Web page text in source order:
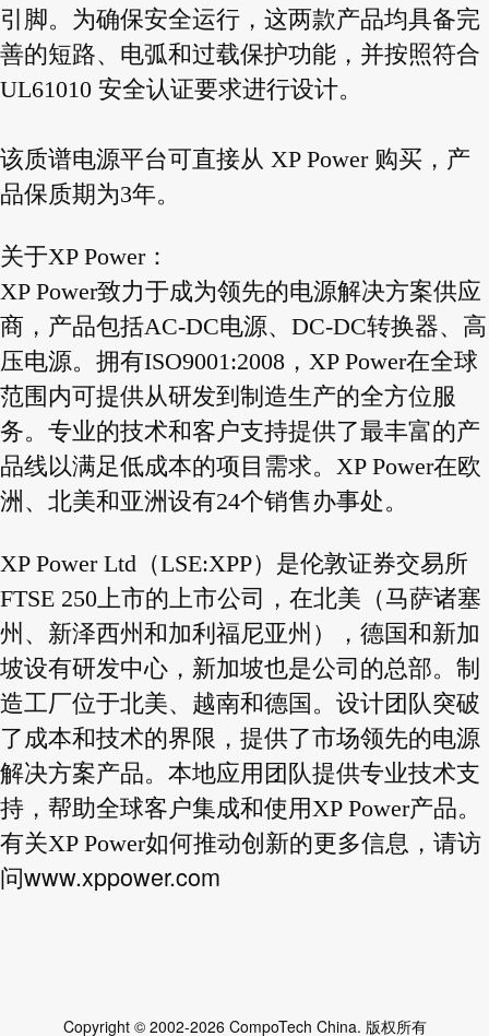
引脚。为确保安全运行，这两款产品均具备完
善的短路、电弧和过载保护功能，并按照符合
UL61010 安全认证要求进行设计。
该质谱电源平台可直接从 XP Power 购买，产
品保质期为3年。
关于XP Power：
XP Power致力于成为领先的电源解决方案供应
商，产品包括AC-DC电源、DC-DC转换器、高
压电源。拥有ISO9001:2008，XP Power在全球
范围内可提供从研发到制造生产的全方位服
务。专业的技术和客户支持提供了最丰富的产
品线以满足低成本的项目需求。XP Power在欧
洲、北美和亚洲设有24个销售办事处。
XP Power Ltd（LSE:XPP）是伦敦证券交易所
FTSE 250上市的上市公司，在北美（马萨诸塞
州、新泽西州和加利福尼亚州），德国和新加
坡设有研发中心，新加坡也是公司的总部。制
造工厂位于北美、越南和德国。设计团队突破
了成本和技术的界限，提供了市场领先的电源
解决方案产品。本地应用团队提供专业技术支
持，帮助全球客户集成和使用XP Power产品。
有关XP Power如何推动创新的更多信息，请访
问www.xppower.com
Copyright © 2002-2026 CompoTech China. 版权所有